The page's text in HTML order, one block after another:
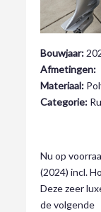
Bouwjaar:
Afmetingen:
Materiaal:
Categorie:
Nu op
(2024) incl.
Deze zeer
de volgende